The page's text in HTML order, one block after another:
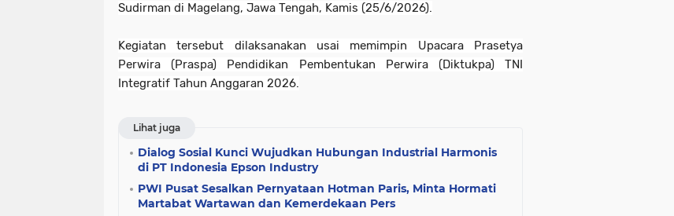
Sudirman di Magelang, Jawa Tengah, Kamis (25/6/2026).
Kegiatan tersebut dilaksanakan usai memimpin Upacara Prasetya
Perwira (Praspa) Pendidikan Pembentukan Perwira (Diktukpa) TNI
Integratif Tahun Anggaran 2026.
Lihat juga
Dialog Sosial Kunci Wujudkan Hubungan Industrial Harmonis
di PT Indonesia Epson Industry
PWI Pusat Sesalkan Pernyataan Hotman Paris, Minta Hormati
Martabat Wartawan dan Kemerdekaan Pers